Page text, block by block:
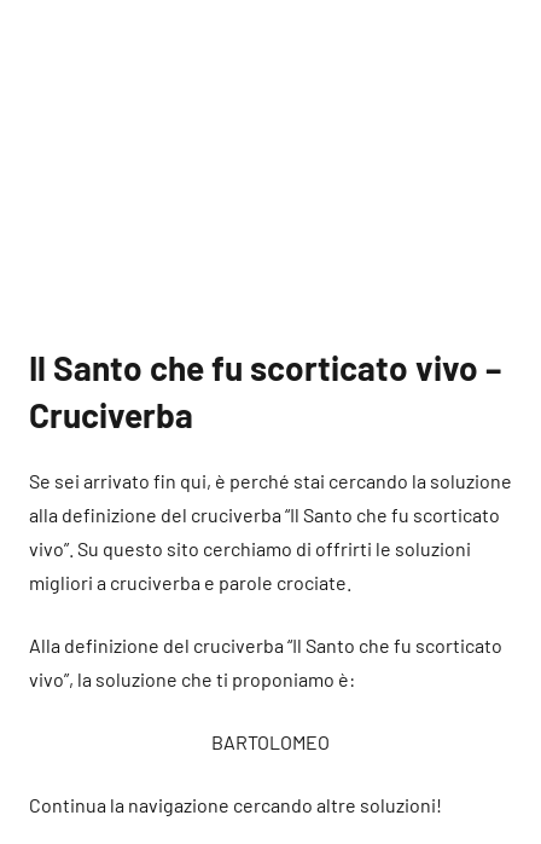
Il Santo che fu scorticato vivo –
Cruciverba
Se sei arrivato fin qui, è perché stai cercando la soluzione
alla definizione del cruciverba “Il Santo che fu scorticato
vivo”. Su questo sito cerchiamo di offrirti le soluzioni
migliori a cruciverba e parole crociate.
Alla definizione del cruciverba “Il Santo che fu scorticato
vivo”, la soluzione che ti proponiamo è:
BARTOLOMEO
Continua la navigazione cercando altre soluzioni!